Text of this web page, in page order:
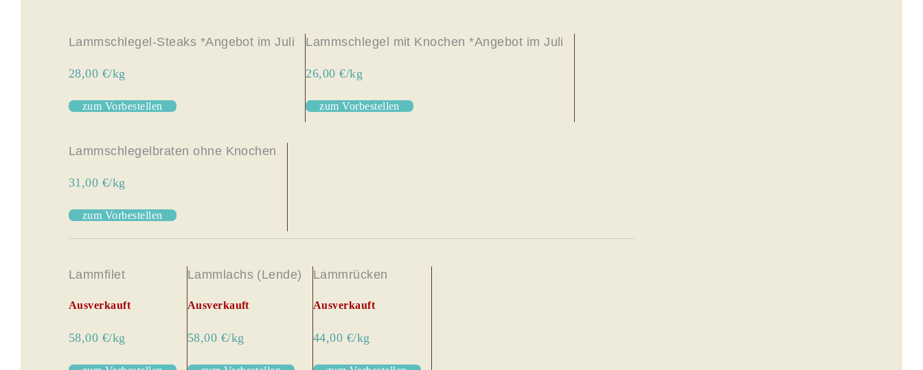
Lammschlegel-Steaks *Angebot im Juli
28,00 €/kg
zum Vorbestellen
Lammschlegel mit Knochen *Angebot im Juli
26,00 €/kg
zum Vorbestellen
Lammschlegelbraten ohne Knochen
31,00 €/kg
zum Vorbestellen
Lammfilet
Ausverkauft
58,00 €/kg
Lammlachs (Lende)
Ausverkauft
58,00 €/kg
Lammrücken
Ausverkauft
44,00 €/kg